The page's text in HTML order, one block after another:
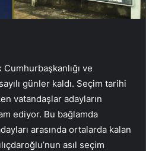
Cumhurbaşkanlığı ve
günler kaldı. Seçim tarihi
vatandaşlar adayların
ediyor. Bu bağlamda
arasında ortalarda kalan
asıl seçim